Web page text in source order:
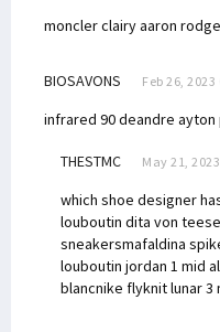
moncler clairyaaron
BIOSAVONS Feb 26,
infrared 90deandre ayton
THESTMC May 21,
which shoe designer
louboutin dita von teese
sneakersmafaldina
louboutin jordan 1 mid
blancnike flyknit lunar